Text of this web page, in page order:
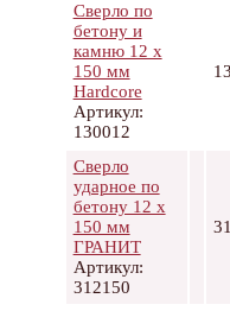
Сверло по
бетону и
камню 12 х
150 мм
Hardcore
Артикул:
130012
Сверло
ударное по
бетону 12 х
150 мм
ГРАНИТ
Артикул:
312150